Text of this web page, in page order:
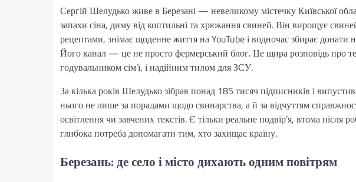
Сергій Шелудько живе в Березані — невеликому містечку Київської
запахи сіна, диму від коптильні та хрюкання свиней. Він вирощує
рецептами, знімає щоденне життя на YouTube і водночас збирає донати
Його канал — це не просто фермерський блог. Це щира розповідь про
годувальником сім’ї, і надійним тилом для ЗСУ.
За кілька років Шелудько зібрав понад 185 тисяч підписників і
нього не лише за порадами щодо свинарства, а й за відчуттям
освітлення чи завчених текстів. Є тільки реальне подвір’я, втома після
глибока потреба допомагати тим, хто захищає країну.
Березань: де село і місто дихають одним повітрям